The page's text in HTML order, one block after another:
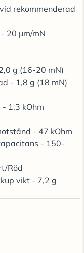
rekommenderad
20 µm/mN
g (16-20 mN)
- 1,8 g (18 mN)
1,3 kOhm
- 47 kOhm
- 150-
Röd
vikt - 7,2 g